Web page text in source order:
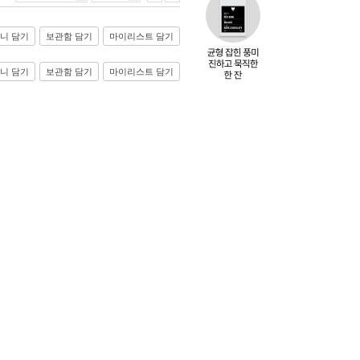
담기 보관함 담기 마이리스트 담기
담기 보관함 담기 마이리스트 담기